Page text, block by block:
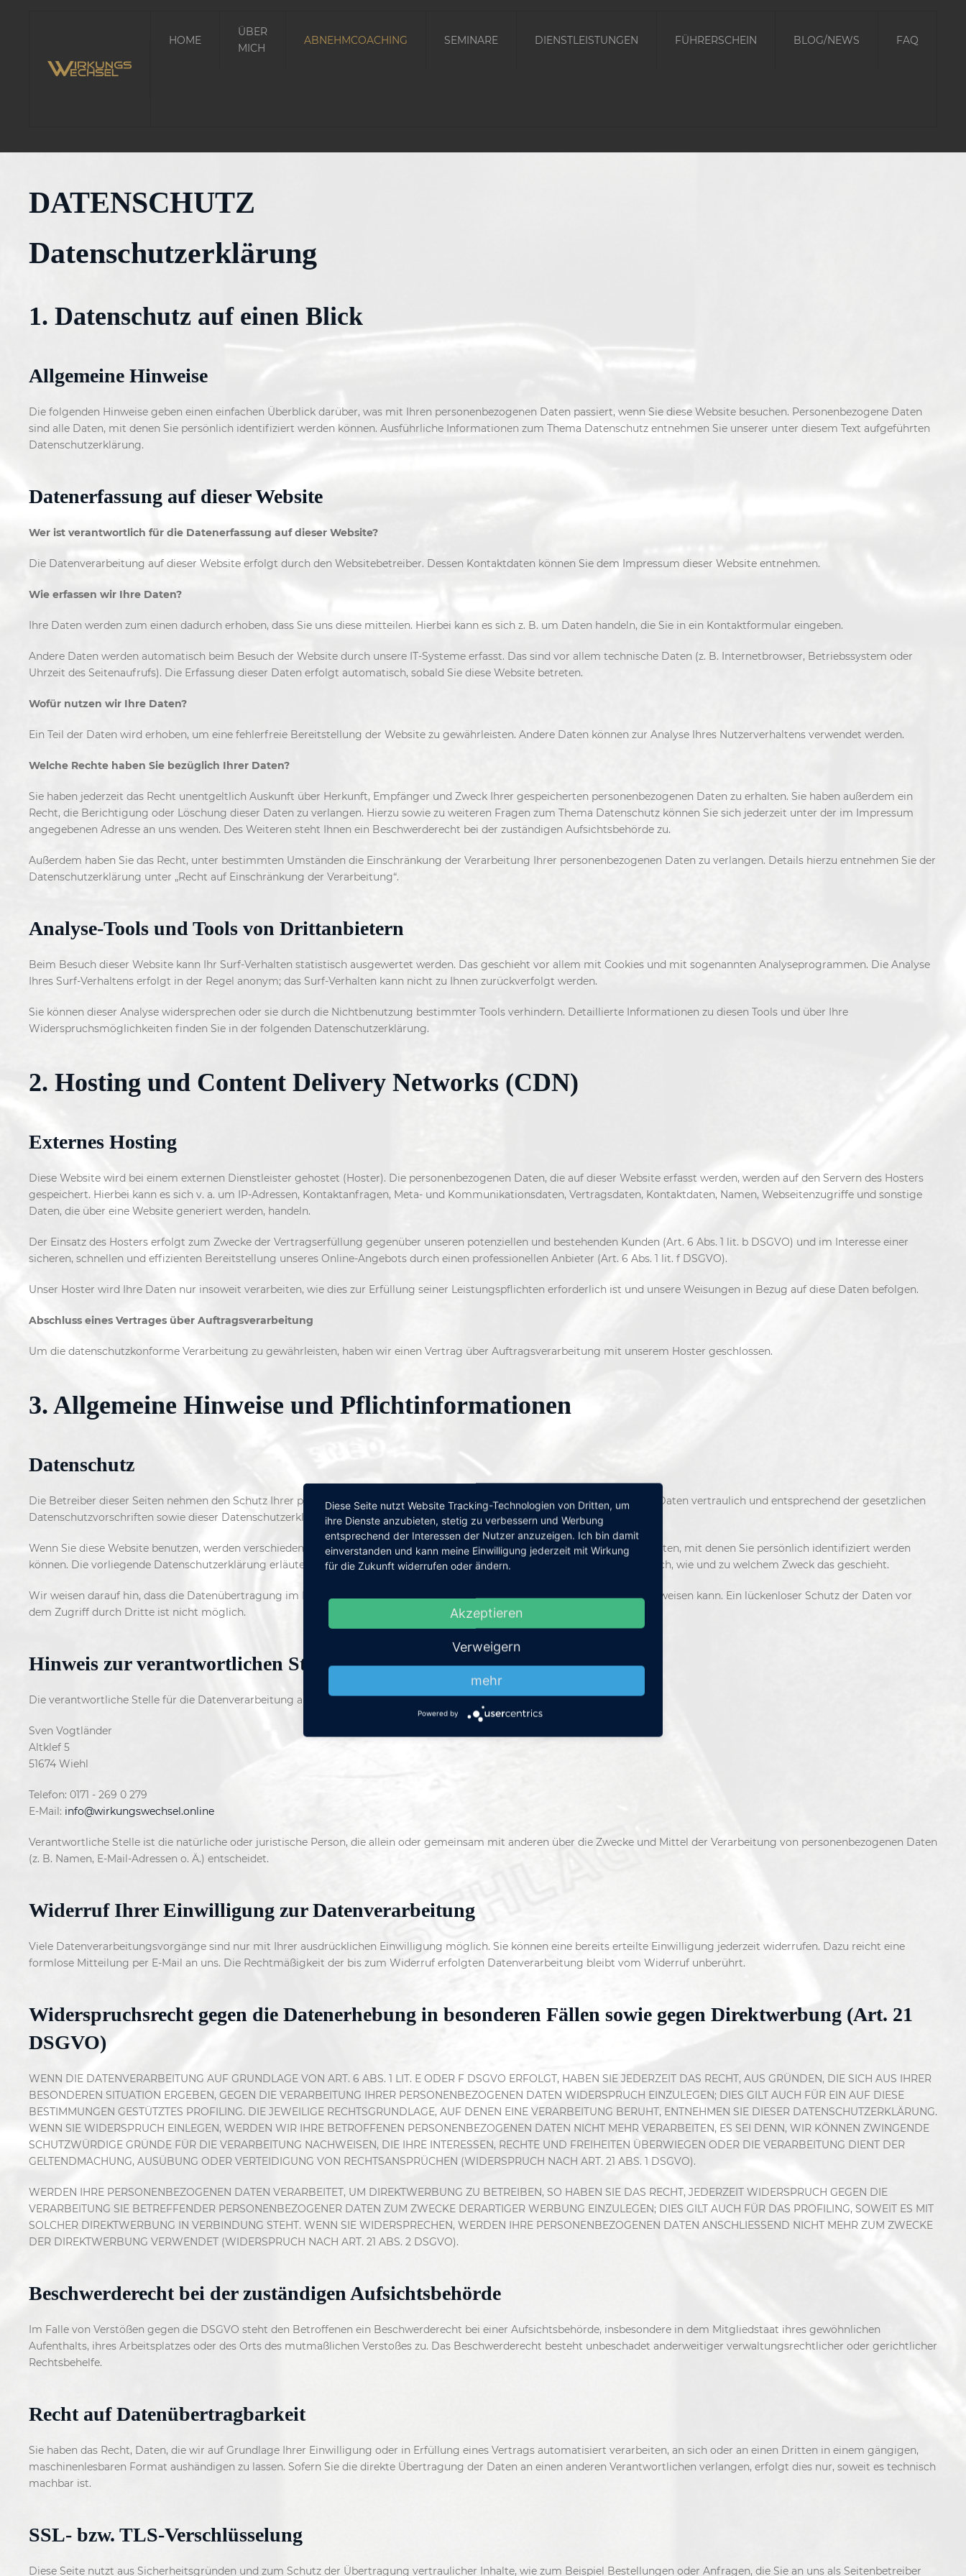
HOME
ÜBER
MICH
ABNEHMCOACHING SEMINARE DIENSTLEISTUNGEN FÜHRERSCHEIN BLOG/NEWS FAQ
DATENSCHUTZ
Datenschutzerklärung
1. Datenschutz auf einen Blick
Allgemeine Hinweise
Die folgenden Hinweise geben einen einfachen Überblick darüber, was mit Ihren personenbezogenen Daten passiert, wenn Sie diese Website besuchen. Personenbezogene Daten
sind alle Daten, mit denen Sie persönlich identifiziert werden können. Ausführliche Informationen zum Thema Datenschutz entnehmen Sie unserer unter diesem Text aufgeführten
Datenschutzerklärung.
Datenerfassung auf dieser Website
Wer ist verantwortlich für die Datenerfassung auf dieser Website?
Die Datenverarbeitung auf dieser Website erfolgt durch den Websitebetreiber. Dessen Kontaktdaten können Sie dem Impressum dieser Website entnehmen.
Wie erfassen wir Ihre Daten?
Ihre Daten werden zum einen dadurch erhoben, dass Sie uns diese mitteilen. Hierbei kann es sich z. B. um Daten handeln, die Sie in ein Kontaktformular eingeben.
Andere Daten werden automatisch beim Besuch der Website durch unsere IT-Systeme erfasst. Das sind vor allem technische Daten (z. B. Internetbrowser, Betriebssystem oder
Uhrzeit des Seitenaufrufs). Die Erfassung dieser Daten erfolgt automatisch, sobald Sie diese Website betreten.
Wofür nutzen wir Ihre Daten?
Ein Teil der Daten wird erhoben, um eine fehlerfreie Bereitstellung der Website zu gewährleisten. Andere Daten können zur Analyse Ihres Nutzerverhaltens verwendet werden.
Welche Rechte haben Sie bezüglich Ihrer Daten?
Sie haben jederzeit das Recht unentgeltlich Auskunft über Herkunft, Empfänger und Zweck Ihrer gespeicherten personenbezogenen Daten zu erhalten. Sie haben außerdem ein
Recht, die Berichtigung oder Löschung dieser Daten zu verlangen. Hierzu sowie zu weiteren Fragen zum Thema Datenschutz können Sie sich jederzeit unter der im Impressum
angegebenen Adresse an uns wenden. Des Weiteren steht Ihnen ein Beschwerderecht bei der zuständigen Aufsichtsbehörde zu.
Außerdem haben Sie das Recht, unter bestimmten Umständen die Einschränkung der Verarbeitung Ihrer personenbezogenen Daten zu verlangen. Details hierzu entnehmen Sie der
Datenschutzerklärung unter „Recht auf Einschränkung der Verarbeitung“.
Analyse-Tools und Tools von Drittanbietern
Beim Besuch dieser Website kann Ihr Surf-Verhalten statistisch ausgewertet werden. Das geschieht vor allem mit Cookies und mit sogenannten Analyseprogrammen. Die Analyse
Ihres Surf-Verhaltens erfolgt in der Regel anonym; das Surf-Verhalten kann nicht zu Ihnen zurückverfolgt werden.
Sie können dieser Analyse widersprechen oder sie durch die Nichtbenutzung bestimmter Tools verhindern. Detaillierte Informationen zu diesen Tools und über Ihre
Widerspruchsmöglichkeiten finden Sie in der folgenden Datenschutzerklärung.
2. Hosting und Content Delivery Networks (CDN)
Externes Hosting
Diese Website wird bei einem externen Dienstleister gehostet (Hoster). Die personenbezogenen Daten, die auf dieser Website erfasst werden, werden auf den Servern des Hosters
gespeichert. Hierbei kann es sich v. a. um IP-Adressen, Kontaktanfragen, Meta- und Kommunikationsdaten, Vertragsdaten, Kontaktdaten, Namen, Webseitenzugriffe und sonstige
Daten, die über eine Website generiert werden, handeln.
Der Einsatz des Hosters erfolgt zum Zwecke der Vertragserfüllung gegenüber unseren potenziellen und bestehenden Kunden (Art. 6 Abs. 1 lit. b DSGVO) und im Interesse einer
sicheren, schnellen und effizienten Bereitstellung unseres Online-Angebots durch einen professionellen Anbieter (Art. 6 Abs. 1 lit. f DSGVO).
Unser Hoster wird Ihre Daten nur insoweit verarbeiten, wie dies zur Erfüllung seiner Leistungspflichten erforderlich ist und unsere Weisungen in Bezug auf diese Daten befolgen.
Abschluss eines Vertrages über Auftragsverarbeitung
Um die datenschutzkonforme Verarbeitung zu gewährleisten, haben wir einen Vertrag über Auftragsverarbeitung mit unserem Hoster geschlossen.
3. Allgemeine Hinweise und Pflichtinformationen
Datenschutz
Die Betreiber dieser Seiten nehmen den Schutz Ihrer persönlichen Daten sehr ernst. Wir behandeln Ihre personenbezogenen Daten vertraulich und entsprechend der gesetzlichen
Datenschutzvorschriften sowie dieser Datenschutzerklärung.
Wenn Sie diese Website benutzen, werden verschiedene personenbezogene Daten erhoben. Personenbezogene Daten sind Daten, mit denen Sie persönlich identifiziert werden
können. Die vorliegende Datenschutzerklärung erläutert, welche Daten wir erheben und wofür wir sie nutzen. Sie erläutert auch, wie und zu welchem Zweck das geschieht.
Wir weisen darauf hin, dass die Datenübertragung im Internet (z. B. bei der Kommunikation per E-Mail) Sicherheitslücken aufweisen kann. Ein lückenloser Schutz der Daten vor
dem Zugriff durch Dritte ist nicht möglich.
Hinweis zur verantwortlichen Stelle
Die verantwortliche Stelle für die Datenverarbeitung auf dieser Website ist:
Sven Vogtländer
Altklef 5
51674 Wiehl
Telefon: 0171 - 269 0 279
E-Mail: info@wirkungswechsel.online
Verantwortliche Stelle ist die natürliche oder juristische Person, die allein oder gemeinsam mit anderen über die Zwecke und Mittel der Verarbeitung von personenbezogenen Daten
(z. B. Namen, E-Mail-Adressen o. Ä.) entscheidet.
Widerruf Ihrer Einwilligung zur Datenverarbeitung
Viele Datenverarbeitungsvorgänge sind nur mit Ihrer ausdrücklichen Einwilligung möglich. Sie können eine bereits erteilte Einwilligung jederzeit widerrufen. Dazu reicht eine
formlose Mitteilung per E-Mail an uns. Die Rechtmäßigkeit der bis zum Widerruf erfolgten Datenverarbeitung bleibt vom Widerruf unberührt.
Widerspruchsrecht gegen die Datenerhebung in besonderen Fällen sowie gegen Direktwerbung (Art. 21
DSGVO)
WENN DIE DATENVERARBEITUNG AUF GRUNDLAGE VON ART. 6 ABS. 1 LIT. E ODER F DSGVO ERFOLGT, HABEN SIE JEDERZEIT DAS RECHT, AUS GRÜNDEN, DIE SICH AUS IHRER
BESONDEREN SITUATION ERGEBEN, GEGEN DIE VERARBEITUNG IHRER PERSONENBEZOGENEN DATEN WIDERSPRUCH EINZULEGEN; DIES GILT AUCH FÜR EIN AUF DIESE
BESTIMMUNGEN GESTÜTZTES PROFILING. DIE JEWEILIGE RECHTSGRUNDLAGE, AUF DENEN EINE VERARBEITUNG BERUHT, ENTNEHMEN SIE DIESER DATENSCHUTZERKLÄRUNG.
WENN SIE WIDERSPRUCH EINLEGEN, WERDEN WIR IHRE BETROFFENEN PERSONENBEZOGENEN DATEN NICHT MEHR VERARBEITEN, ES SEI DENN, WIR KÖNNEN ZWINGENDE
SCHUTZWÜRDIGE GRÜNDE FÜR DIE VERARBEITUNG NACHWEISEN, DIE IHRE INTERESSEN, RECHTE UND FREIHEITEN ÜBERWIEGEN ODER DIE VERARBEITUNG DIENT DER
GELTENDMACHUNG, AUSÜBUNG ODER VERTEIDIGUNG VON RECHTSANSPRÜCHEN (WIDERSPRUCH NACH ART. 21 ABS. 1 DSGVO).
WERDEN IHRE PERSONENBEZOGENEN DATEN VERARBEITET, UM DIREKTWERBUNG ZU BETREIBEN, SO HABEN SIE DAS RECHT, JEDERZEIT WIDERSPRUCH GEGEN DIE
VERARBEITUNG SIE BETREFFENDER PERSONENBEZOGENER DATEN ZUM ZWECKE DERARTIGER WERBUNG EINZULEGEN; DIES GILT AUCH FÜR DAS PROFILING, SOWEIT ES MIT
SOLCHER DIREKTWERBUNG IN VERBINDUNG STEHT. WENN SIE WIDERSPRECHEN, WERDEN IHRE PERSONENBEZOGENEN DATEN ANSCHLIESSEND NICHT MEHR ZUM ZWECKE
DER DIREKTWERBUNG VERWENDET (WIDERSPRUCH NACH ART. 21 ABS. 2 DSGVO).
Beschwerderecht bei der zuständigen Aufsichtsbehörde
Im Falle von Verstößen gegen die DSGVO steht den Betroffenen ein Beschwerderecht bei einer Aufsichtsbehörde, insbesondere in dem Mitgliedstaat ihres gewöhnlichen
Aufenthalts, ihres Arbeitsplatzes oder des Orts des mutmaßlichen Verstoßes zu. Das Beschwerderecht besteht unbeschadet anderweitiger verwaltungsrechtlicher oder gerichtlicher
Rechtsbehelfe.
Recht auf Datenübertragbarkeit
Sie haben das Recht, Daten, die wir auf Grundlage Ihrer Einwilligung oder in Erfüllung eines Vertrags automatisiert verarbeiten, an sich oder an einen Dritten in einem gängigen,
maschinenlesbaren Format aushändigen zu lassen. Sofern Sie die direkte Übertragung der Daten an einen anderen Verantwortlichen verlangen, erfolgt dies nur, soweit es technisch
machbar ist.
SSL- bzw. TLS-Verschlüsselung
Diese Seite nutzt aus Sicherheitsgründen und zum Schutz der Übertragung vertraulicher Inhalte, wie zum Beispiel Bestellungen oder Anfragen, die Sie an uns als Seitenbetreiber
Diese Seite nutzt Website Tracking-Technologien von Dritten, um
ihre Dienste anzubieten, stetig zu verbessern und Werbung
entsprechend der Interessen der Nutzer anzuzeigen. Ich bin damit
einverstanden und kann meine Einwilligung jederzeit mit Wirkung
für die Zukunft widerrufen oder ändern.
Akzeptieren
Verweigern
mehr
Powered by